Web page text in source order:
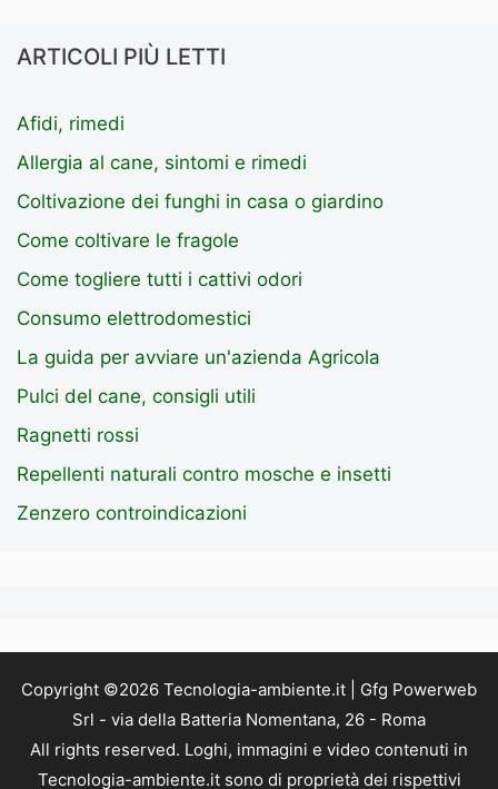
ARTICOLI PIÙ LETTI
Afidi, rimedi
Allergia al cane, sintomi e rimedi
Coltivazione dei funghi in casa o giardino
Come coltivare le fragole
Come togliere tutti i cattivi odori
Consumo elettrodomestici
La guida per avviare un'azienda Agricola
Pulci del cane, consigli utili
Ragnetti rossi
Repellenti naturali contro mosche e insetti
Zenzero controindicazioni
Copyright ©2026 Tecnologia-ambiente.it | Gfg Powerweb
Srl - via della Batteria Nomentana, 26 - Roma
All rights reserved. Loghi, immagini e video contenuti in
Tecnologia-ambiente.it sono di proprietà dei rispettivi